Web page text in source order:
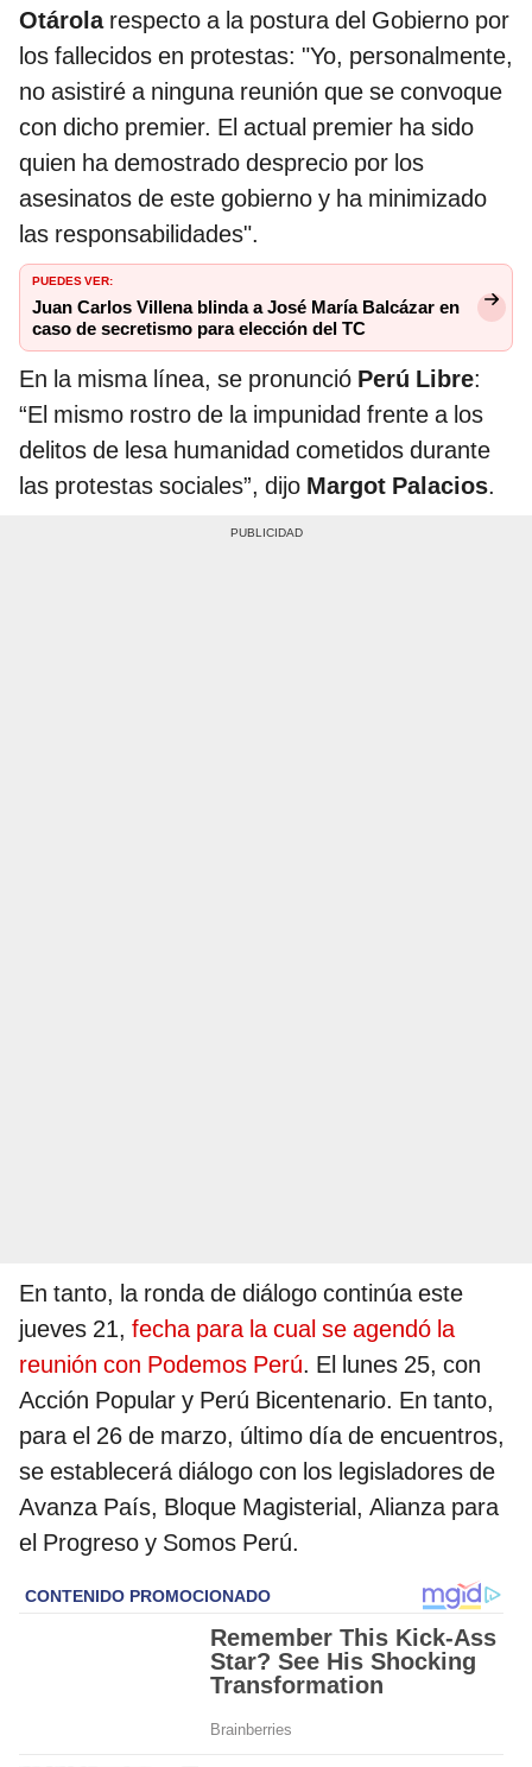
Otárolarespecto a la postura del Gobierno por
los fallecidos en protestas: "Yo, personalmente,
no asistiré a ninguna reunión que se convoque
con dicho premier. El actual premier ha sido
quien ha demostrado desprecio por los
asesinatos de este gobierno y ha minimizado
las responsabilidades".
PUEDES VER:
Juan Carlos Villena blinda a José María Balcázar en
caso de secretismo para elección del TC
En la misma línea, se pronunció Perú Libre:
“El mismo rostro de la impunidad frente a los
delitos de lesa humanidad cometidos durante
las protestas sociales”, dijo Margot Palacios.
En tanto, la ronda de diálogo continúa este
jueves 21, fecha para la cual se agendó la
reunión con Podemos Perú. El lunes 25, con
Acción Popular y Perú Bicentenario. En tanto,
para el 26 de marzo, último día de encuentros,
se establecerá diálogo con los legisladores de
Avanza País, Bloque Magisterial, Alianza para
el Progreso y Somos Perú.